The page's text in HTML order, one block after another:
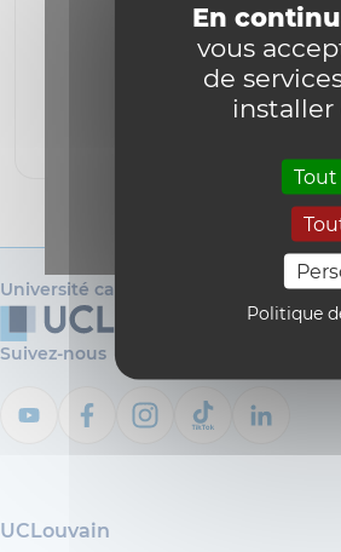
En
vous
de
installer
Politique
YouTube
Université catholique de Louvain
Suivez-nous
UCLouvain